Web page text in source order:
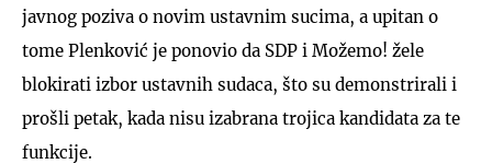
javnog poziva o novim ustavnim sucima, a upitan o
tome Plenković je ponovio da SDP i Možemo! žele
blokirati izbor ustavnih sudaca, što su demonstrirali i
prošli petak, kada nisu izabrana trojica kandidata za te
funkcije.